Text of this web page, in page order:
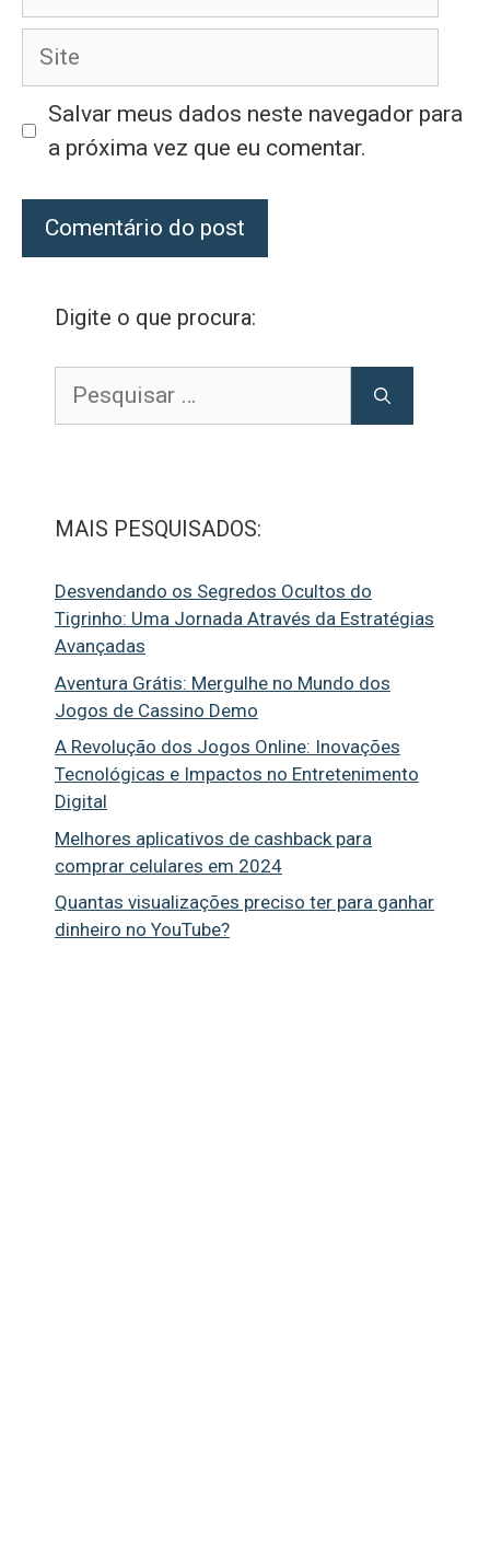
Site
Salvar meus dados neste navegador para
a próxima vez que eu comentar.
Digite o que procura:
por:
MAIS PESQUISADOS:
Desvendando os Segredos Ocultos do
Tigrinho: Uma Jornada Através da Estratégias
Avançadas
Aventura Grátis: Mergulhe no Mundo dos
Jogos de Cassino Demo
A Revolução dos Jogos Online: Inovações
Tecnológicas e Impactos no Entretenimento
Digital
Melhores aplicativos de cashback para
comprar celulares em 2024
Quantas visualizações preciso ter para ganhar
dinheiro no YouTube?